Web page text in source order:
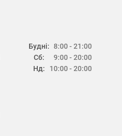
Будні:
Сб:
Нд:
8:00 - 21:00
9:00 - 20:00
10:00 - 20:00